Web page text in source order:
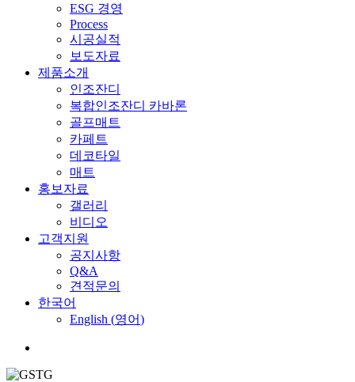
ESG 경영
Process
시공실적
보도자료
제품소개
인조잔디
복합인조잔디 카바론
골프매트
카페트
데코타일
매트
홍보자료
갤러리
비디오
고객지원
공지사항
Q&A
견적문의
한국어
English (영어)